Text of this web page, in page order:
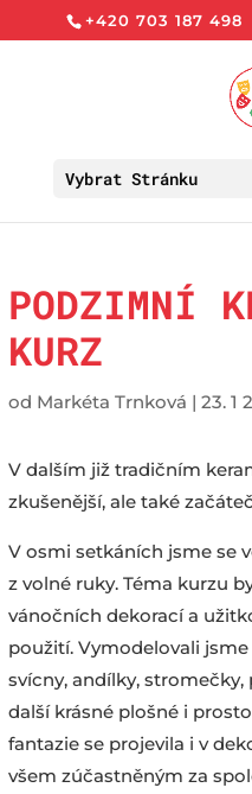
+420 703 187 498
Vybrat Stránku
PODZIMNÍ
KURZ
od Markéta Trnková | 23. 1
V dalším již tradičním
zkušenější, ale také
V osmi setkáních jsme se
z volné ruky. Téma kurzu
vánočních dekorací a
použití. Vymodelovali
svícny, andílky,
další krásné plošné i
fantazie se projevila i v
všem zúčastněným za